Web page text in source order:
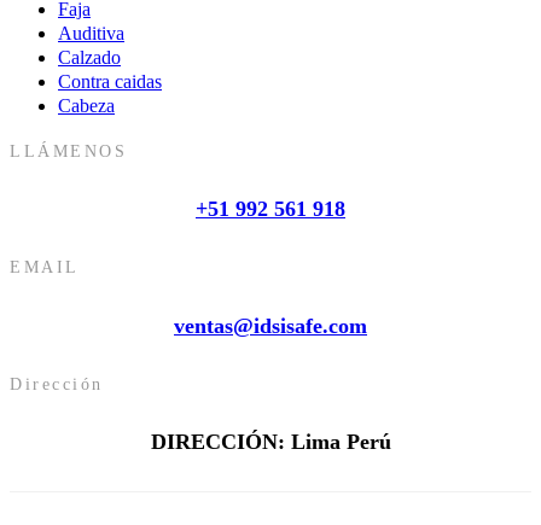
Faja
Auditiva
Calzado
Contra caidas
Cabeza
LLÁMENOS
+51 992 561 918
EMAIL
ventas@idsisafe.com
Dirección
DIRECCIÓN: Lima Perú